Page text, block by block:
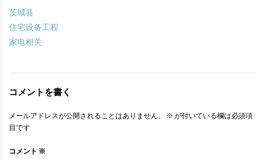
茨城县
住宅设备工程
家电相关
コメントを書く
メールアドレスが公開されることはありません。 ※ が付いている欄は必須項
目です
コメント ※